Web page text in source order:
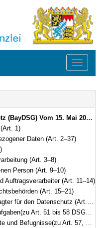
Toggle
2018 (GVBl. S. 230) BayRS 204-1-I (Art. 1–40)
1)
Daten (Art. 2–37)
(Art. 3–8)
Person (Art. 9–10)
Auftragsverarbeiter (Art. 11–14)
(Art. 15–21)
für den Datenschutz (Art. 15–17)
Art. 51 bis 58 DSGVO)
Art. 57, 58 DSGVO)